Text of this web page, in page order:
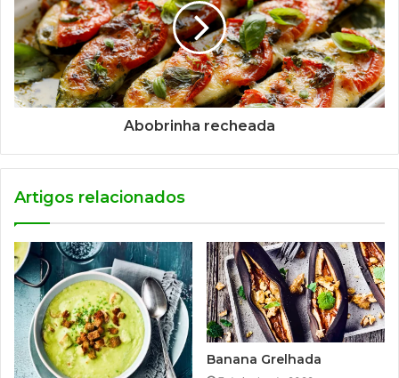
Abobrinha recheada
Artigos relacionados
Banana Grelhada